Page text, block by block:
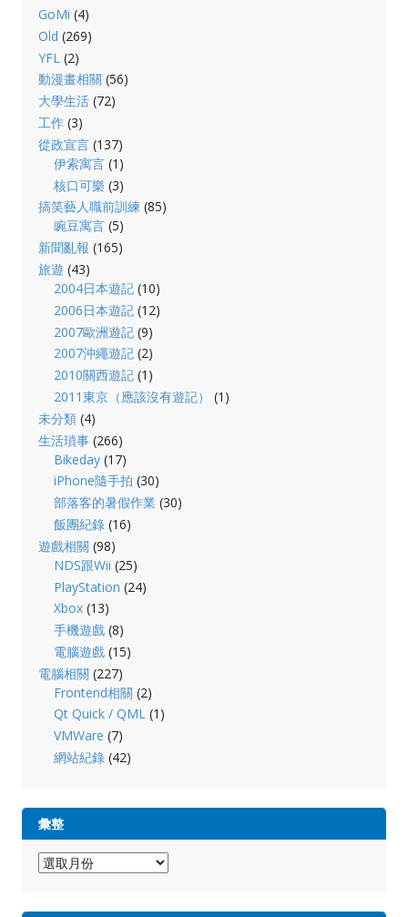
GoMi (4)
Old (269)
YFL (2)
動漫畫相關 (56)
大學生活(72)
工作(3)
從政宣言(137)
伊索寓言 (1)
核口可樂 (3)
搞笑藝人職前訓練 (85)
豌豆寓言 (5)
新聞亂報 (165)
旅遊 (43)
2004日本遊記 (10)
2006日本遊記 (12)
2007歐洲遊記 (9)
2007沖繩遊記 (2)
2010關西遊記 (1)
2011東京（應該沒有遊記）
(1)
未分類(4)
生活瑣事(266)
Bikeday (17)
iPhone隨手拍 (30)
部落客的暑假作業 (30)
飯團紀錄 (16)
遊戲相關 (98)
NDS跟Wii (25)
PlayStation (24)
Xbox (13)
手機遊戲 (8)
電腦遊戲 (15)
電腦相關 (227)
Frontend相關 (2)
Qt Quick / QML (1)
VMWare (7)
網站紀錄 (42)
彙整